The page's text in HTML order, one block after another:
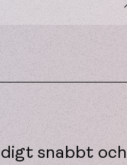
snabbt och